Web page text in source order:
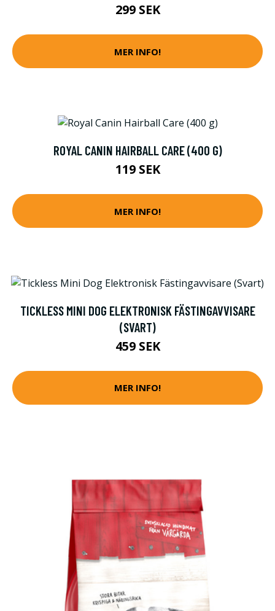
299 SEK
MER INFO!
ROYAL CANIN HAIRBALL CARE (400 G)
119 SEK
MER INFO!
TICKLESS MINI DOG ELEKTRONISK FÄSTINGAVVISARE
(SVART)
459 SEK
MER INFO!